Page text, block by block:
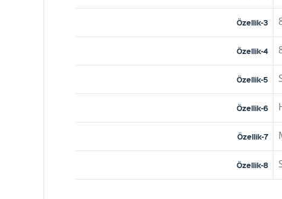
Özellik-3
Özellik-4
Özellik-5
Özellik-6
Özellik-7
Özellik-8